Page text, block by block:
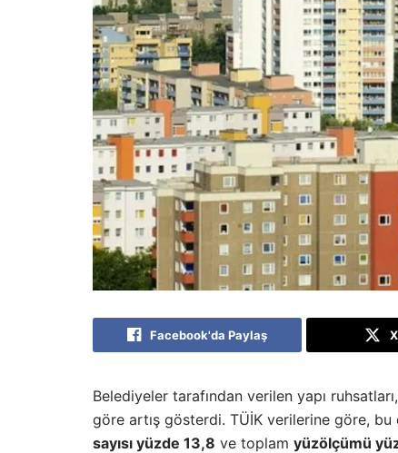
Facebook'da Paylaş
Belediyeler tarafından verilen yapı
göre artış gösterdi. TÜİK verilerine göre,
sayısı yüzde 13,8 ve toplam yüzölçümü